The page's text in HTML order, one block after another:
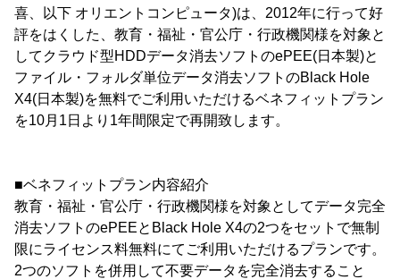
喜、以下 オリエントコンピュータ)は、2012年に行って好
評をはくした、教育・福祉・官公庁・行政機関様を対象と
してクラウド型HDDデータ消去ソフトのePEE(日本製)と
ファイル・フォルダ単位データ消去ソフトのBlack Hole
X4(日本製)を無料でご利用いただけるベネフィットプラン
を10月1日より1年間限定で再開致します。
■ベネフィットプラン内容紹介
教育・福祉・官公庁・行政機関様を対象としてデータ完全
消去ソフトのePEEとBlack Hole X4の2つをセットで無制
限にライセンス料無料にてご利用いただけるプランです。
2つのソフトを併用して不要データを完全消去すること